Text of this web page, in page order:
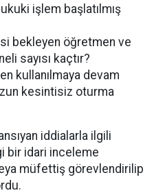
işlem başlatılmış
bekleyen öğretmen ve
sayısı kaçtır?
kullanılmaya devam
kesintisiz oturma
iddialarla ilgili
bir idari inceleme
veya müfettiş görevlendirilip